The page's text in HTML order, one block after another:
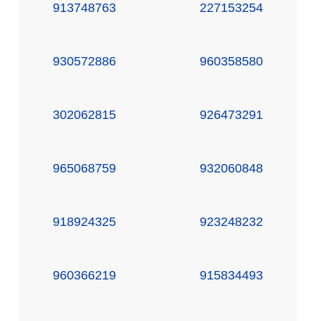
913748763 227153254
930572886 960358580
302062815 926473291
965068759 932060848
918924325 923248232
960366219 915834493